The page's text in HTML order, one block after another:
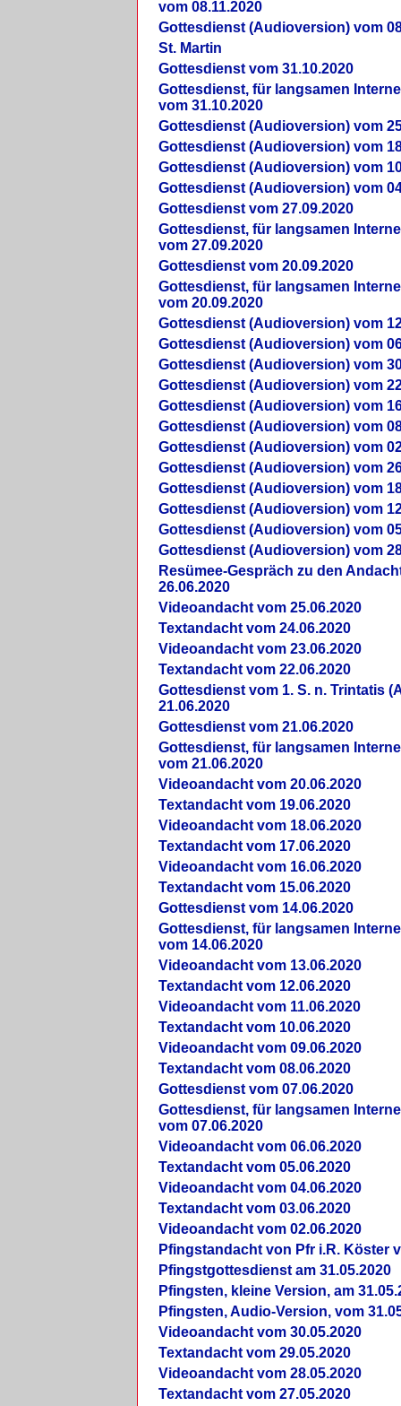
vom 08.11.2020
Gottesdienst (Audioversion) vom
St. Martin
Gottesdienst vom 31.10.2020
Gottesdienst, für langsamen
vom 31.10.2020
Gottesdienst (Audioversion) vom
Gottesdienst (Audioversion) vom
Gottesdienst (Audioversion) vom
Gottesdienst (Audioversion) vom
Gottesdienst vom 27.09.2020
Gottesdienst, für langsamen
vom 27.09.2020
Gottesdienst vom 20.09.2020
Gottesdienst, für langsamen
vom 20.09.2020
Gottesdienst (Audioversion) vom
Gottesdienst (Audioversion) vom
Gottesdienst (Audioversion) vom
Gottesdienst (Audioversion) vom
Gottesdienst (Audioversion) vom
Gottesdienst (Audioversion) vom
Gottesdienst (Audioversion) vom
Gottesdienst (Audioversion) vom
Gottesdienst (Audioversion) vom
Gottesdienst (Audioversion) vom
Gottesdienst (Audioversion) vom
Gottesdienst (Audioversion) vom
Re­sü­mee-Gespräch zu den
26.06.2020
Videoandacht vom 25.06.2020
Textandacht vom 24.06.2020
Videoandacht vom 23.06.2020
Textandacht vom 22.06.2020
Gottesdienst vom 1. S. n. Trintatis
21.06.2020
Gottesdienst vom 21.06.2020
Gottesdienst, für langsamen
vom 21.06.2020
Videoandacht vom 20.06.2020
Textandacht vom 19.06.2020
Videoandacht vom 18.06.2020
Textandacht vom 17.06.2020
Videoandacht vom 16.06.2020
Textandacht vom 15.06.2020
Gottesdienst vom 14.06.2020
Gottesdienst, für langsamen
vom 14.06.2020
Videoandacht vom 13.06.2020
Textandacht vom 12.06.2020
Videoandacht vom 11.06.2020
Textandacht vom 10.06.2020
Videoandacht vom 09.06.2020
Textandacht vom 08.06.2020
Gottesdienst vom 07.06.2020
Gottesdienst, für langsamen
vom 07.06.2020
Videoandacht vom 06.06.2020
Textandacht vom 05.06.2020
Videoandacht vom 04.06.2020
Textandacht vom 03.06.2020
Videoandacht vom 02.06.2020
Pfingstandacht von Pfr i.R. Köster
Pfingstgottesdienst am 31.05.2020
Pfingsten, kleine Version, am
Pfingsten, Audio-Version, vom
Videoandacht vom 30.05.2020
Textandacht vom 29.05.2020
Videoandacht vom 28.05.2020
Textandacht vom 27.05.2020